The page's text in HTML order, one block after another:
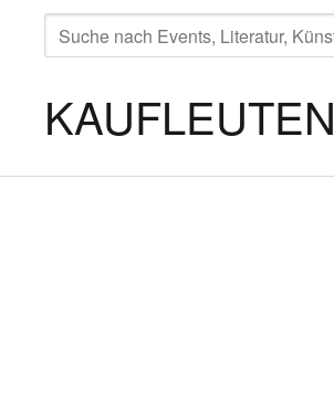
SUCHE
NACH:
KAUFLEUTEN